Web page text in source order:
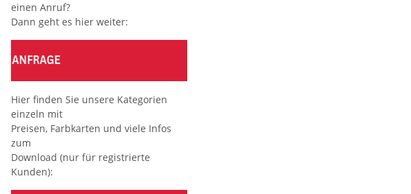
einen Anruf?
Dann geht es hier weiter:
Hier finden Sie unsere Kategorien
einzeln mit
Preisen, Farbkarten und viele Infos
zum
Download (nur für registrierte
Kunden):